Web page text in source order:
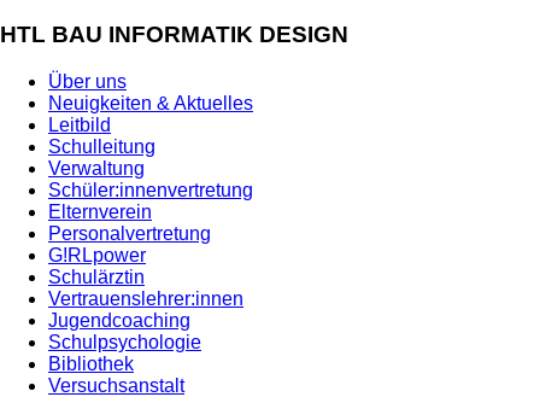
HTL BAU INFORMATIK DESIGN
Über uns
Neuigkeiten & Aktuelles
Leitbild
Schulleitung
Verwaltung
Schüler:innenvertretung
Elternverein
Personalvertretung
G!RLpower
Schulärztin
Vertrauenslehrer:innen
Jugendcoaching
Schulpsychologie
Bibliothek
Versuchsanstalt